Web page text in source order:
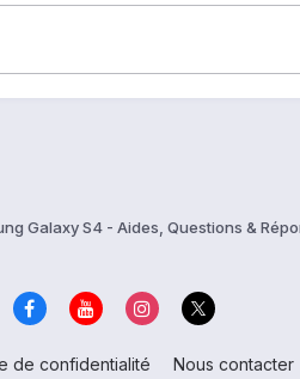
Galaxy S4 - Aides, Questions &
de confidentialité Nous contacter